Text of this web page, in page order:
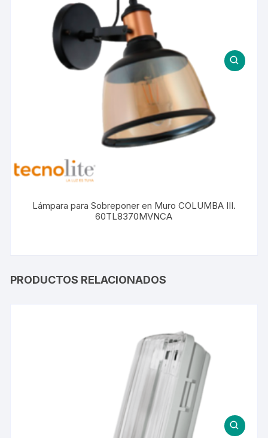
Lámpara para Sobreponer en Muro COLUMBA III.
60TL8370MVNCA
PRODUCTOS RELACIONADOS